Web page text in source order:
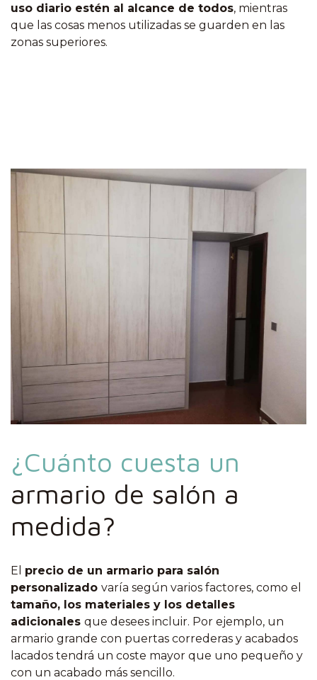
uso diario estén al alcance de todos, mientras
que las cosas menos utilizadas se guarden en las
zonas superiores.
¿Cuánto cuesta un
armario de salón a
medida?
El precio de un armario para salón
personalizado varía según varios factores, como el
tamaño, los materiales y los detalles
adicionales que desees incluir. Por ejemplo, un
armario grande con puertas correderas y acabados
lacados tendrá un coste mayor que uno pequeño y
con un acabado más sencillo.